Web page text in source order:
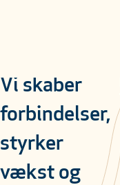
Vi skaber
forbindelser,
styrker
vækst og